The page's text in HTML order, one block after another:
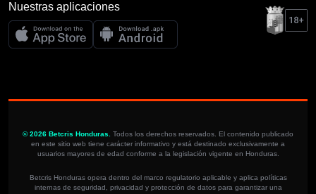
Nuestras aplicaciones
© 2026 Betcris Honduras.
Todos los derechos reservados. El contenido publicado
en este sitio web tiene carácter informativo y está destinado exclusivamente a
usuarios mayores de edad conforme a la legislación vigente en Honduras.
Betcris Honduras opera dentro del marco regulatorio aplicable y aplica políticas
internas de seguridad, privacidad y protección de datos para garantizar una